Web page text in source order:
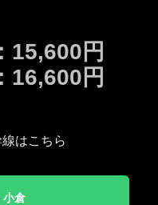
15,600円
16,600円
はこちら
小倉